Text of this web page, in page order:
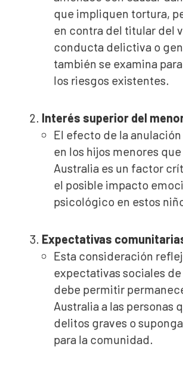
que impliquen tortura,
en contra del titular del
conducta delictiva o
también se examina
los riesgos existentes.
Interés superior del
El efecto de la
en los hijos menores
Australia es un factor
el posible impacto
psicológico en estos
Expectativas
Esta consideración
expectativas sociales
debe permitir
Australia a las personas
delitos graves o
para la comunidad.